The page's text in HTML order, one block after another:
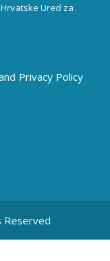
Ured za
Privacy Policy